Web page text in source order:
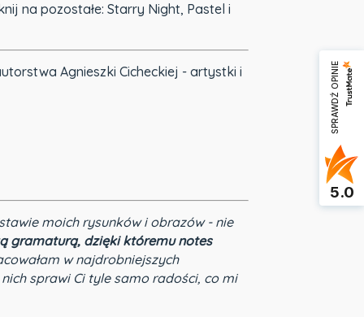
na pozostałe: Starry Night, Pastel i
Agnieszki Cicheckiej - artystki i
moich rysunków i obrazów - nie
gramaturą, dzięki któremu notes
w najdrobniejszych
sprawi Ci tyle samo radości, co mi
SPRAWDŹ OPINIE
5.0